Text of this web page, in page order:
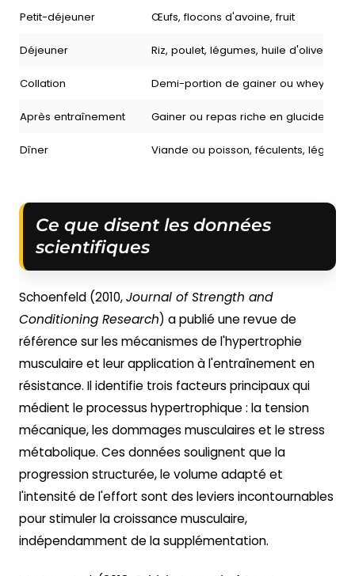
Petit-déjeuner Œufs, flocons d'avoine, fruit
Déjeuner Riz, poulet, légumes, huile d'olive
Collation Demi-portion de gainer ou whey +
Après entraînement Gainer ou repas riche en glucides et
Dîner Viande ou poisson, féculents, légumes
Ce que disent les données
scientifiques
Schoenfeld (2010,Journal of Strength and
Conditioning Research) a publié une revue de
référence sur les mécanismes de l'hypertrophie
musculaire et leur application à l'entraînement en
résistance. Il identifie trois facteurs principaux qui
médient le processus hypertrophique : la tension
mécanique, les dommages musculaires et le stress
métabolique. Ces données soulignent que la
progression structurée, le volume adapté et
l'intensité de l'effort sont des leviers incontournables
pour stimuler la croissance musculaire,
indépendamment de la supplémentation.